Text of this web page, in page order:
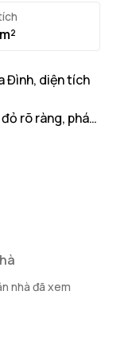
Đình, diện tích
rõ ràng, pháp
nhà.
rộng ngõ tiếp
cơ sở hạ tầng
nhà đã xem